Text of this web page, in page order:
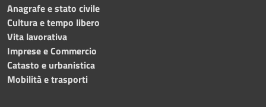
Anagrafe e stato civile
Cultura e tempo libero
Vita lavorativa
Imprese e Commercio
Catasto e urbanistica
Mobilità e trasporti